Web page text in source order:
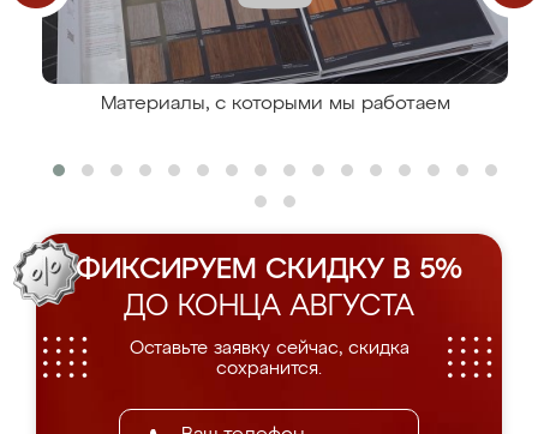
Материалы, с которыми мы работаем
ФИКСИРУЕМ СКИДКУ В 5%
ДО КОНЦА АВГУСТА
Оставьте заявку сейчас, скидка
сохранится.